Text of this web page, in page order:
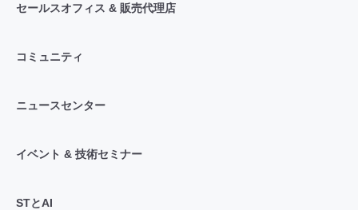
セールスオフィス & 販売代理店
コミュニティ
ニュースセンター
イベント & 技術セミナー
STとAI